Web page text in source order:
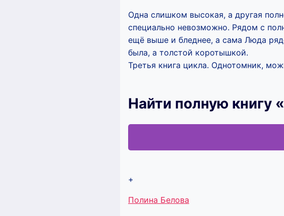
Одна слишком высокая, а другая
специально невозможно. Рядом с
ещё выше и бледнее, а сама Люда
была, а толстой коротышкой.
Третья книга цикла. Однотомник,
Найти полную книгу
+
Метки
Полина Белова